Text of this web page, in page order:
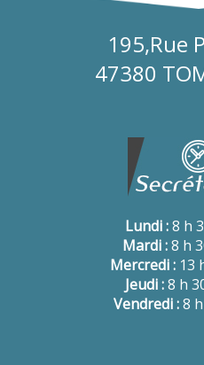
195,Rue
47380
Lundi :8 h
Mardi :8 h
Mercredi :13
Jeudi :8 h
Vendredi :8